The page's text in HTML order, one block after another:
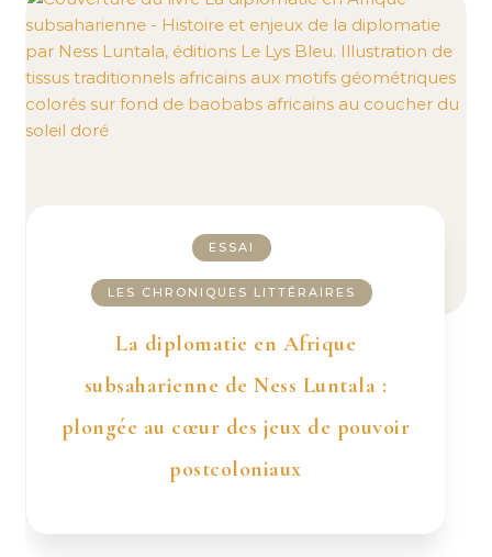
ESSAI
LES CHRONIQUES LITTÉRAIRES
La diplomatie en Afrique
subsaharienne de Ness Luntala :
plongée au cœur des jeux de pouvoir
postcoloniaux